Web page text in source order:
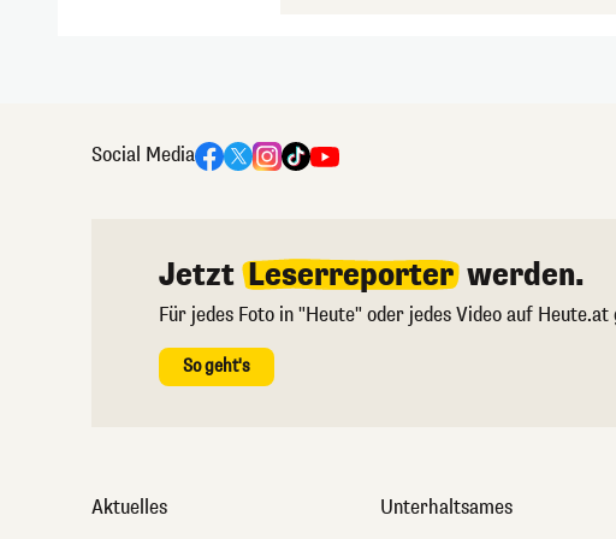
Social Media
Jetzt Leserreporter werden.
Für jedes Foto in "Heute" oder jedes Video auf
So geht's
Aktuelles
Unterhaltsames